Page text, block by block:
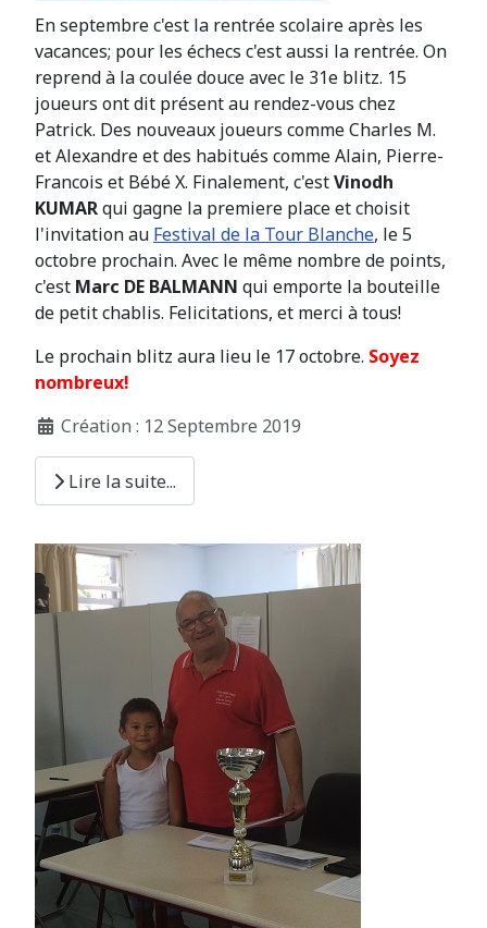
En septembre c'est la rentrée scolaire après les
vacances; pour les échecs c'est aussi la rentrée. On
reprend à la coulée douce avec le 31e blitz. 15
joueurs ont dit présent au rendez-vous chez
Patrick. Des nouveaux joueurs comme Charles M.
et Alexandre et des habitués comme Alain, Pierre-
Francois et Bébé X. Finalement, c'estVinodh
KUMARqui gagne la premiere place et choisit
l'invitation au Festival de la Tour Blanche, le 5
octobre prochain. Avec le même nombre de points,
c'est Marc DE BALMANN qui emporte la bouteille
de petit chablis. Felicitations, et merci à tous!
Le prochain blitz aura lieu le 17 octobre. Soyez
nombreux!
Création : 12 Septembre 2019
Lire la suite...